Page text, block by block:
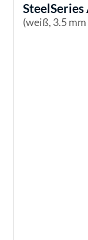
SteelSeries
(weiß, 3.5